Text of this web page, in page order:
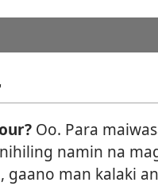
Oo. Para
namin na
man kalaki